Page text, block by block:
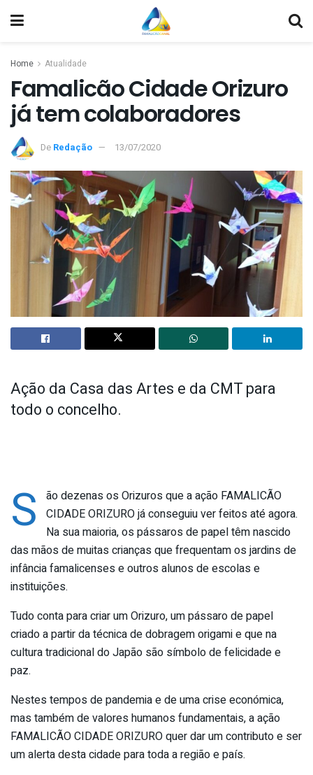
Home Atualidade
Famalicão Cidade Orizuro
já tem colaboradores
De Redação 13/07/2020
Ação da Casa das Artes e da CMT para
todo o concelho.
S
ão dezenas os Orizuros que a ação FAMALICÃO
CIDADE ORIZURO já conseguiu ver feitos até agora.
Na sua maioria, os pássaros de papel têm nascido
das mãos de muitas crianças que frequentam os jardins de
infância famalicenses e outros alunos de escolas e
instituições.
Tudo conta para criar um Orizuro, um pássaro de papel
criado a partir da técnica de dobragem origami e que na
cultura tradicional do Japão são símbolo de felicidade e
paz.
Nestes tempos de pandemia e de uma crise económica,
mas também de valores humanos fundamentais, a ação
FAMALICÃO CIDADE ORIZURO quer dar um contributo e ser
um alerta desta cidade para toda a região e país.